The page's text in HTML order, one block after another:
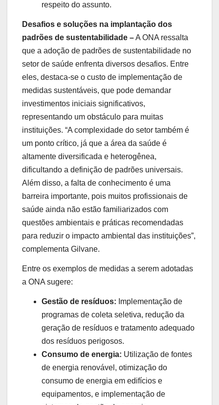
respeito do assunto.
Desafios e soluções na implantação dos
padrões de sustentabilidade –A ONA ressalta
que a adoção de padrões de sustentabilidade no
setor de saúde enfrenta diversos desafios. Entre
eles, destaca-se o custo de implementação de
medidas sustentáveis, que pode demandar
investimentos iniciais significativos,
representando um obstáculo para muitas
instituições. “A complexidade do setor também é
um ponto crítico, já que a área da saúde é
altamente diversificada e heterogênea,
dificultando a definição de padrões universais.
Além disso, a falta de conhecimento é uma
barreira importante, pois muitos profissionais de
saúde ainda não estão familiarizados com
questões ambientais e práticas recomendadas
para reduzir o impacto ambiental das instituições”,
complementa Gilvane.
Entre os exemplos de medidas a serem adotadas
a ONA sugere:
Gestão de resíduos: Implementação de
programas de coleta seletiva, redução da
geração de resíduos e tratamento adequado
dos resíduos perigosos.
Consumo de energia: Utilização de fontes
de energia renovável, otimização do
consumo de energia em edifícios e
equipamentos, e implementação de